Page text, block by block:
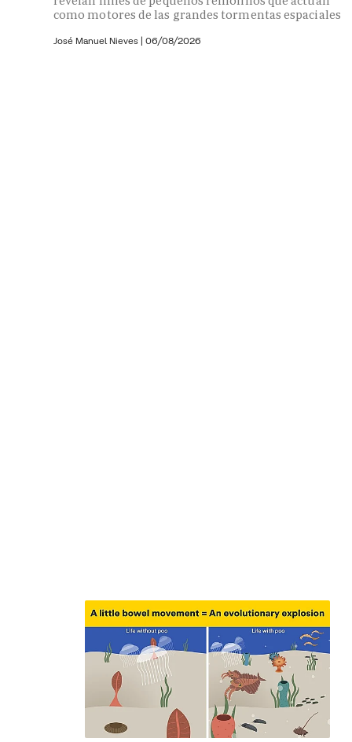
como motores de las grandes tormentas espaciales
José Manuel Nieves | 06/08/2026